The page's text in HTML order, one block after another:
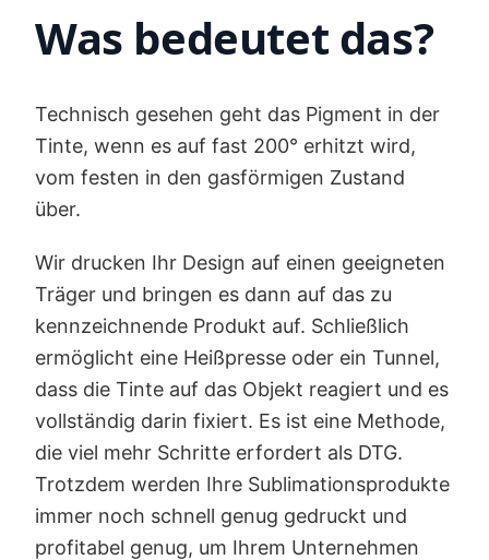
Was bedeutet das?
Technisch gesehen geht das Pigment in der
Tinte, wenn es auf fast 200° erhitzt wird,
vom festen in den gasförmigen Zustand
über.
Wir drucken Ihr Design auf einen geeigneten
Träger und bringen es dann auf das zu
kennzeichnende Produkt auf. Schließlich
ermöglicht eine Heißpresse oder ein Tunnel,
dass die Tinte auf das Objekt reagiert und es
vollständig darin fixiert. Es ist eine Methode,
die viel mehr Schritte erfordert als DTG.
Trotzdem werden Ihre Sublimationsprodukte
immer noch schnell genug gedruckt und
profitabel genug, um Ihrem Unternehmen